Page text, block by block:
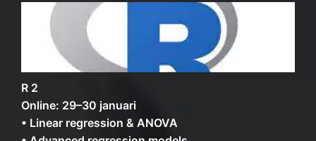
R 2
Online: 29–30 januari
• Linear regression & ANOVA